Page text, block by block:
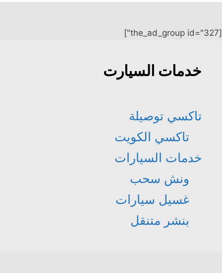
[the_ad_group id="327"]
خدمات السيارت
تاكسي توصيلة
تاكسي الكويت
خدمات السيارات
ونش سحب
غسيل سيارات
بنشر متنقل